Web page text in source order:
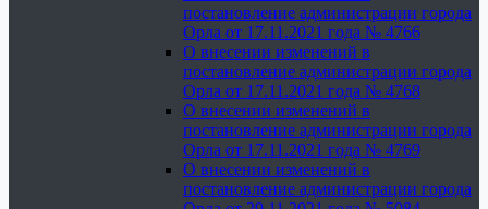
постановление администрации города
Орла от 17.11.2021 года № 4766
О внесении изменений в
постановление администрации города
Орла от 17.11.2021 года № 4768
О внесении изменений в
постановление администрации города
Орла от 17.11.2021 года № 4769
О внесении изменений в
постановление администрации города